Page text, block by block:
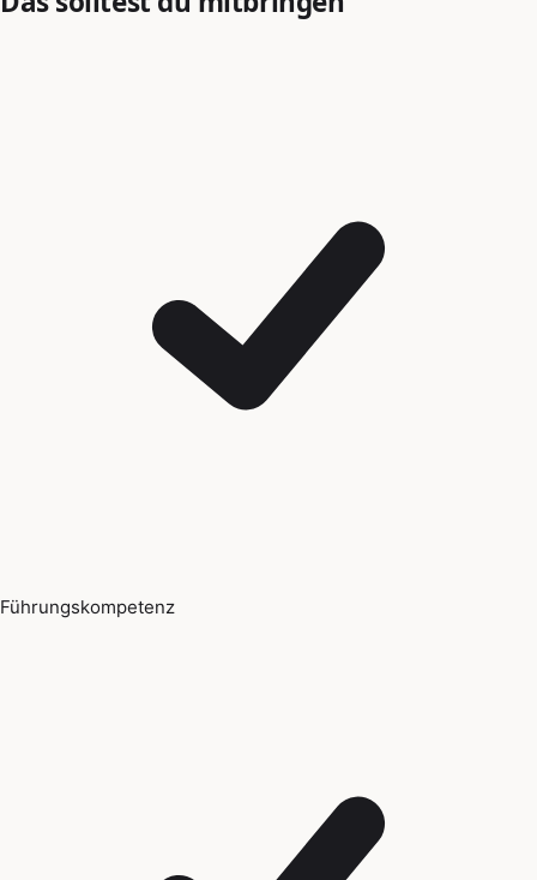
Führungskompetenz